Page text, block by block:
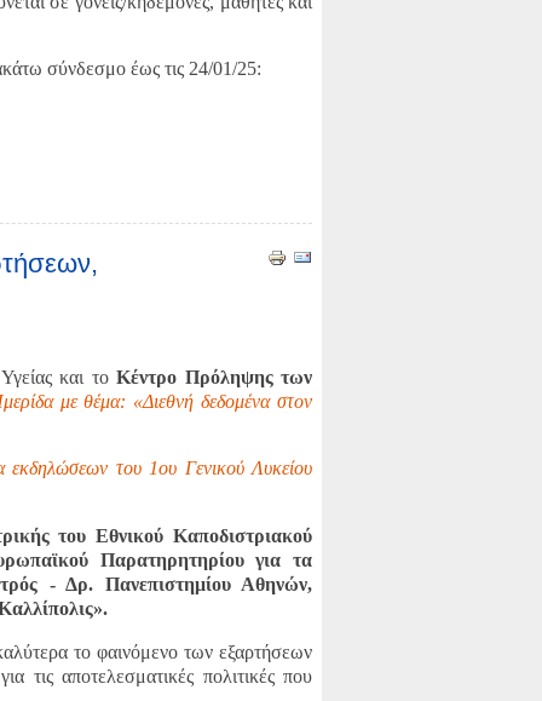
σύνδεσμο έως τις 24/01/25:
και τοΚέντρο Πρόληψης των
με θέμα: «Διεθνή δεδομένα στον
εκδηλώσεων του 1ου Γενικού Λυκείου
του Εθνικού Καποδιστριακού
Παρατηρητηρίου για τα
- Δρ. Πανεπιστημίου Αθηνών,
το φαινόμενο των εξαρτήσεων
τις αποτελεσματικές πολιτικές που